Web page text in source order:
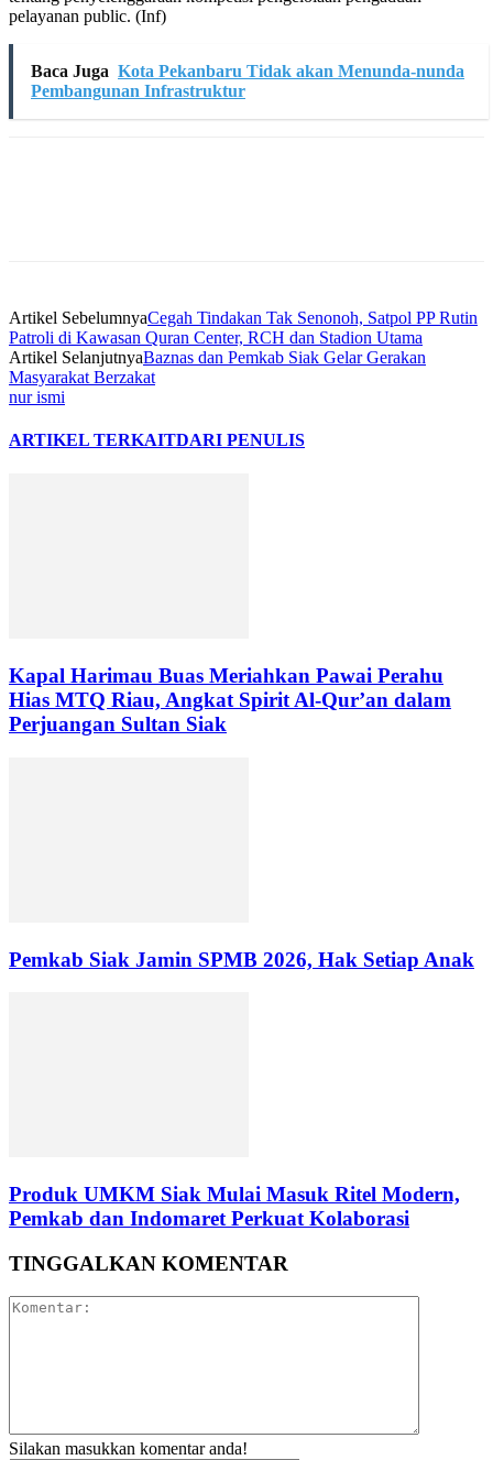
pelayanan public. (Inf)
Baca Juga Kota Pekanbaru Tidak akan Menunda-nunda
Pembangunan Infrastruktur
Artikel SebelumnyaCegah Tindakan Tak Senonoh, Satpol PP Rutin
Patroli di Kawasan Quran Center, RCH dan Stadion Utama
Artikel SelanjutnyaBaznas dan Pemkab Siak Gelar Gerakan
Masyarakat Berzakat
nur ismi
ARTIKEL TERKAITDARI PENULIS
Kapal Harimau Buas Meriahkan Pawai Perahu
Hias MTQ Riau, Angkat Spirit Al-Qur’an dalam
Perjuangan Sultan Siak
Pemkab Siak Jamin SPMB 2026, Hak Setiap Anak
Produk UMKM Siak Mulai Masuk Ritel Modern,
Pemkab dan Indomaret Perkuat Kolaborasi
TINGGALKAN KOMENTAR
Silakan masukkan komentar anda!